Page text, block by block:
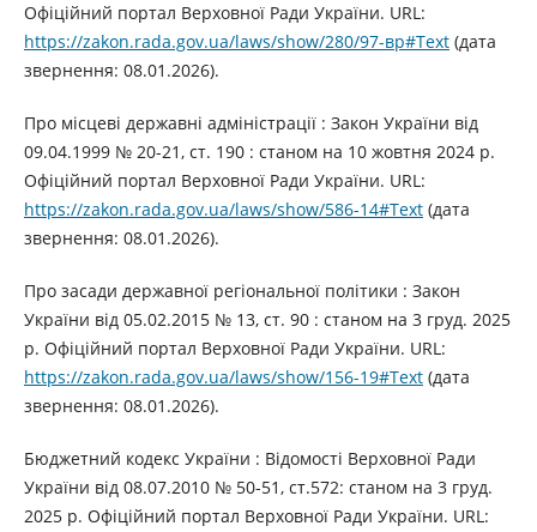
Офіційний портал Верховної Ради України. URL:
https://zakon.rada.gov.ua/laws/show/280/97-вр#Text(дата
звернення: 08.01.2026).
Про місцеві державні адміністрації : Закон України від
09.04.1999 № 20-21, ст. 190 : станом на 10 жовтня 2024 р.
Офіційний портал Верховної Ради України. URL:
https://zakon.rada.gov.ua/laws/show/586-14#Text(дата
звернення: 08.01.2026).
Про засади державної регіональної політики : Закон
України від 05.02.2015 № 13, ст. 90 : станом на 3 груд. 2025
р. Офіційний портал Верховної Ради України. URL:
https://zakon.rada.gov.ua/laws/show/156-19#Text(дата
звернення: 08.01.2026).
Бюджетний кодекс України : Відомості Верховної Ради
України від 08.07.2010 № 50-51, ст.572: станом на 3 груд.
2025 р. Офіційний портал Верховної Ради України. URL: